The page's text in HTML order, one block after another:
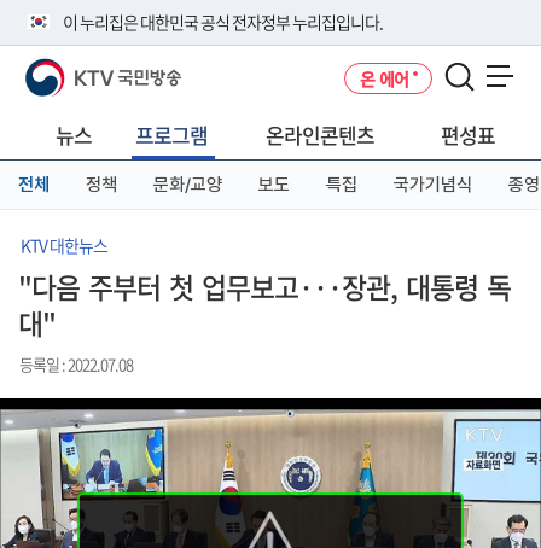
이 누리집은 대한민국 공식 전자정부 누리집입니다.
공식 누리집 주소 확인하기
니다.
이밖에 or.kr 또는 .kr등 다른 도메인 주소를 사용하고 있다면 아래 URL에
서 도메인 주소를 확인해 보세요
KTV 국민방송 온 에어
뉴스 프로그램 온라인콘텐츠 편성표
전체 정책 문화/교양 보도 특집 국가기념식 종영
KTV 대한뉴스
"다음 주부터 첫 업무보고···장관, 대통령 독
대"
등록일 : 2022.07.08